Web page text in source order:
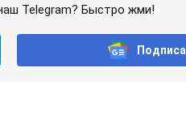
Telegram? Быстро жми!